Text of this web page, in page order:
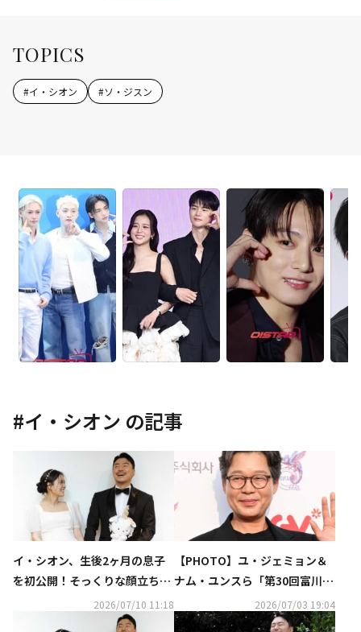
TOPICS
#イ・シオン #ソ・ジスン
#イ・シオン の記事
イ・シオン、生後2ヶ月の息子
を初公開！そっくりな顔立ちが
2026/07/10 11:18
【PHOTO】ユ・ジェミョン＆
ナム・ユンスら「第30回富川国
際ファンタスティック映画祭」
のレッドカーペットに登場
2026/07/03 19:04